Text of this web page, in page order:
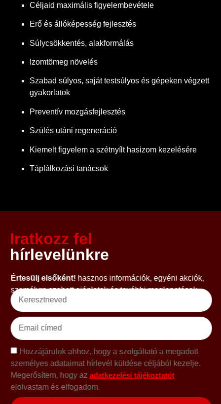
Céljaid maximális figyelembevétele
Erő és állóképesség fejlesztés
Súlycsökkentés, alakformálás
Izomtömeg növelés
Szabad súlyos, saját testsúlyos és gépeken végzett
gyakorlatok
Preventív mozgásfejlesztés
Szülés utáni regeneráció
Kiemelt figyelem a szétnyílt hasizom kezelésére
Táplálkozási tanácsok
Iratkozz fel
hírlevelünkre
Értesülj elsőként!hasznos információk, egyéni akciók,
személyre szabott ajánlatok és további meglepetések.
Hozzájárulok ahhoz, hogy a szolgáltató a megadott
személyes adataimat hírlevél küldése céljából kezelje.
Megerősítem, hogy az adatkezelési tájékoztatót
elolvastam és elfogadom.